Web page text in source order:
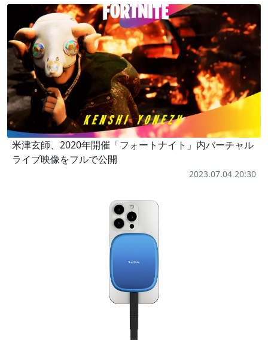
米津玄師、2020年開催「フォートナイト」内バーチャル
ライブ映像をフルで公開
2023.07.04 20:30